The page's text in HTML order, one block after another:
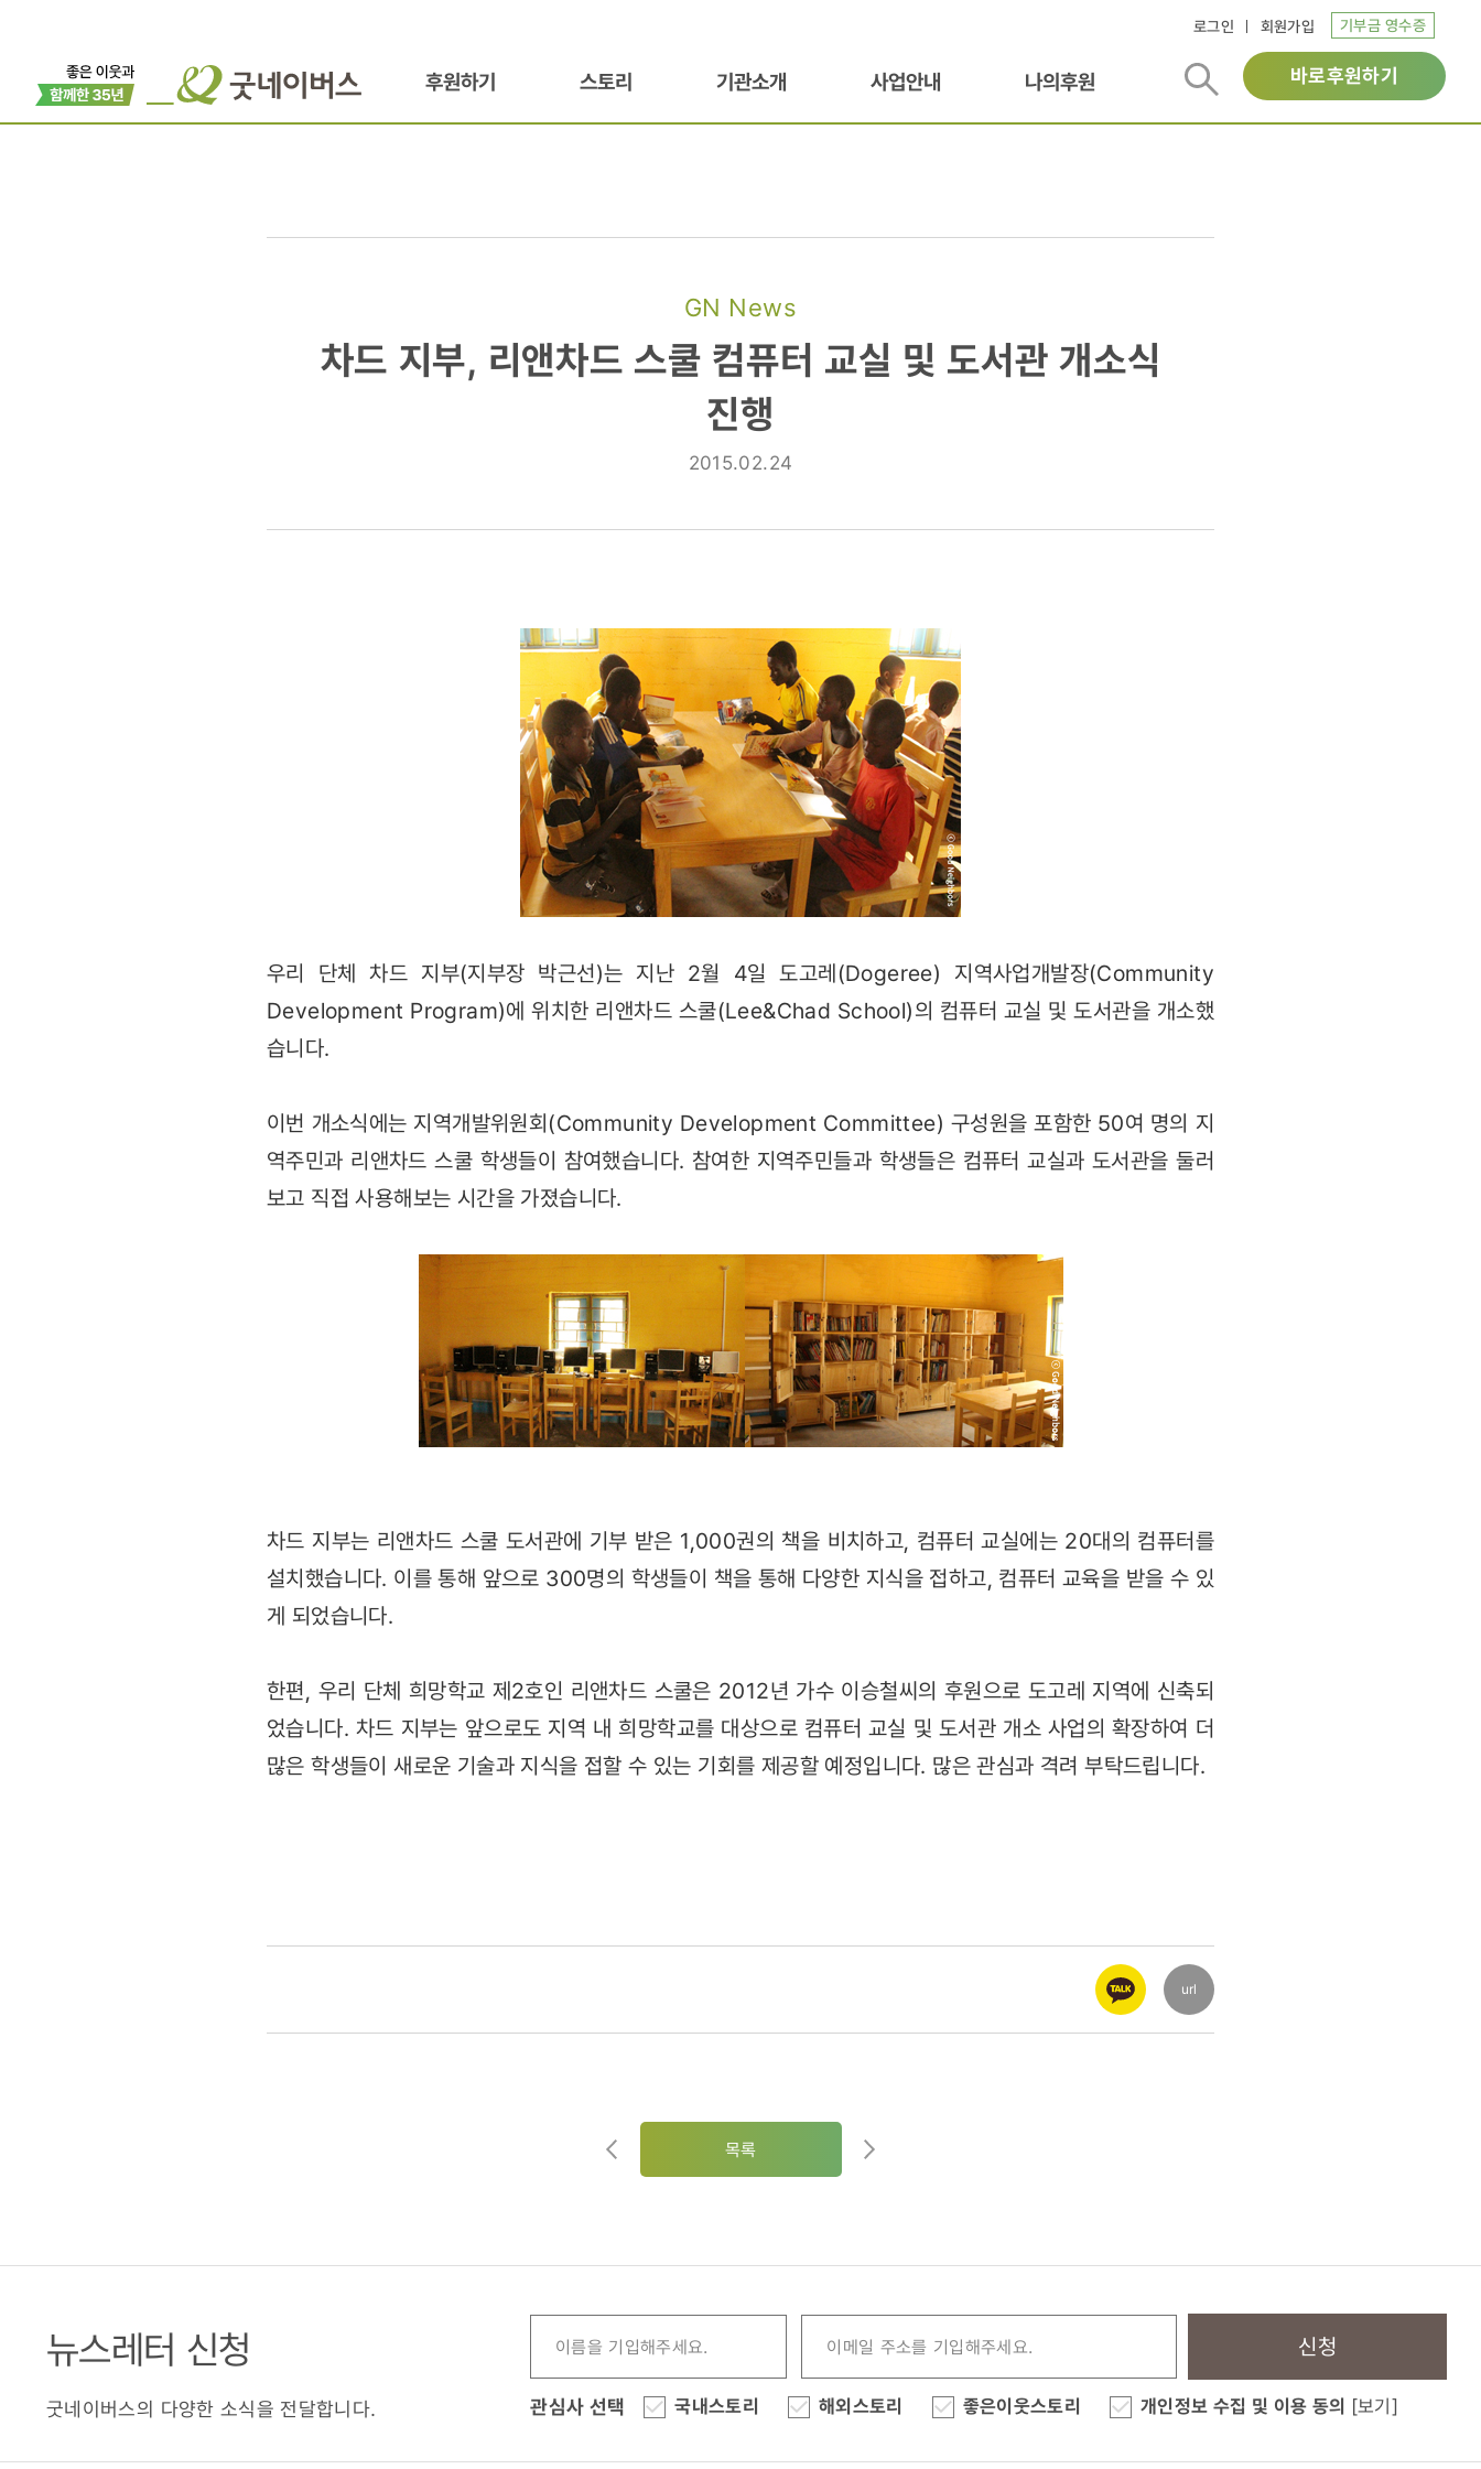
로그인 회원가입 기부금 영수증
후원하기 스토리 기관소개 사업안내 나의후원 바로후원하기
GN News
차드
스쿨
차드 지부, 리앤차드 스쿨 컴퓨터 교실 및 도서관 개소식
진행
2015.02.24
우리 단체 차드 지부(지부장 박근선)는 지난 2월 4일 도고레(Dogeree) 지역사업개발장(Community
Development Program)에 위치한 리앤차드 스쿨(Lee&Chad School)의 컴퓨터 교실 및 도서관을 개소했
습니다.
이번 개소식에는 지역개발위원회(Community Development Committee) 구성원을 포함한 50여 명의 지
역주민과 리앤차드 스쿨 학생들이 참여했습니다. 참여한 지역주민들과 학생들은 컴퓨터 교실과 도서관을 둘러
보고 직접 사용해보는 시간을 가졌습니다.
차드 지부는 리앤차드 스쿨 도서관에 기부 받은 1,000권의 책을 비치하고, 컴퓨터 교실에는 20대의 컴퓨터를
설치했습니다. 이를 통해 앞으로 300명의 학생들이 책을 통해 다양한 지식을 접하고, 컴퓨터 교육을 받을 수 있
게 되었습니다.
한편, 우리 단체 희망학교 제2호인 리앤차드 스쿨은 2012년 가수 이승철씨의 후원으로 도고레 지역에 신축되
었습니다. 차드 지부는 앞으로도 지역 내 희망학교를 대상으로 컴퓨터 교실 및 도서관 개소 사업의 확장하여 더
많은 학생들이 새로운 기술과 지식을 접할 수 있는 기회를 제공할 예정입니다. 많은 관심과 격려 부탁드립니다.
url
목록
뉴스레터 신청
굿네이버스의 다양한 소식을 전달합니다.
신청
관심사 선택 국내스토리 해외스토리 좋은이웃스토리 개인정보 수집 및 이용 동의 [보기]